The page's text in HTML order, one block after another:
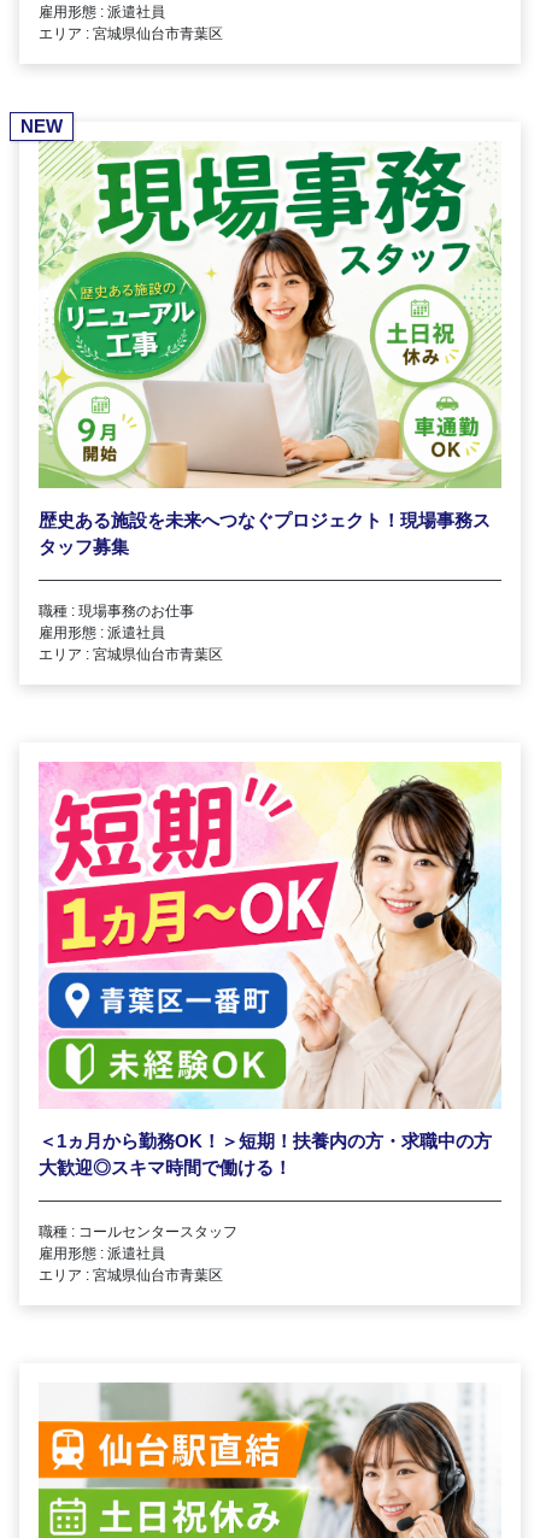
雇用形態 : 派遣社員
エリア : 宮城県仙台市青葉区
NEW
歴史ある施設を未来へつなぐプロジェクト！現場事務ス
タッフ募集
職種 : 現場事務のお仕事
雇用形態 : 派遣社員
エリア : 宮城県仙台市青葉区
＜1ヵ月から勤務OK！＞短期！扶養内の方・求職中の方
大歓迎◎スキマ時間で働ける！
職種 : コールセンタースタッフ
雇用形態 : 派遣社員
エリア : 宮城県仙台市青葉区